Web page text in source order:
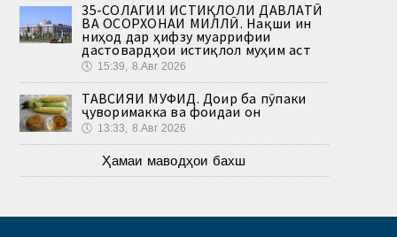
35-СОЛАГИИ ИСТИҚЛОЛИ ДАВЛАТӢ
ВА ОСОРХОНАИ МИЛЛӢ. Нақши ин
ниҳод дар ҳифзу муаррифии
дастовардҳои истиқлол муҳим аст
🕔 15:39, 8.Авг 2026
ТАВСИЯИ МУФИД. Доир ба пӯпаки
ҷуворимакка ва фоидаи он
🕔 13:33, 8.Авг 2026
Ҳамаи маводҳои бахш